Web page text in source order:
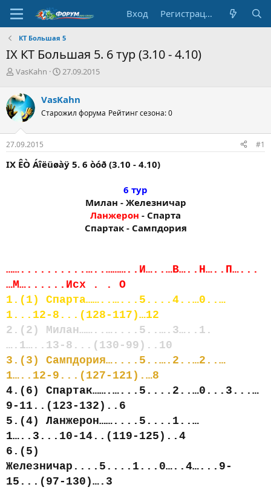
Вход Регистрация
КТ Большая 5
IX КТ Большая 5. 6 тур (3.10 - 4.10)
А
т
о
р
е
м
ы
VasKahn
Д
а
н
ч
а
27.09.2015
VasKahn
Старожил форума Рейтинг сезона: 0
27.09.2015 #1
IX ÊÒ Áîëüøàÿ 5. 6 òóð (3.10 - 4.10)
6 тур
Милан - Железничар
Ланжерон - Спарта
Спартак - Сампдория​
……..........…..………..И…..…В…..Н…..П…...
…М…......Исх . . О
1.(1) Спарта……..…...5....4..…0..…
1...12-8...(128-117)…12
2.(2) Милан……..…....5..….3…..1.
….1…..13-8...(130-99)..10
3.(3) Сампдория…....5..….2..…2..…
1…..12-9...(127-121).…8
4.(6) Спартак…….…...5....2..…0...3...…
9-11..(123-132)..6
5.(4) Ланжерон……....5....1..…
1…..3...10-14..(119-125)..4
6.(5)
Железничар....5....1...0…..4…...9-
15...(97-130)….3